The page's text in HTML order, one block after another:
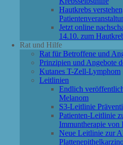
Hautkrebs
Jetzt online
14.10. zum
Rat und Hilfe
Rat für Betroffene und
Prinzipien und Angebote
Kutanes T-Zell-Lymphom
Leitlinien
Endlich
Melanom
S3-Leitlinie
Patienten-Leitlinie
Immuntherapie von
Neue Leitlinie zur